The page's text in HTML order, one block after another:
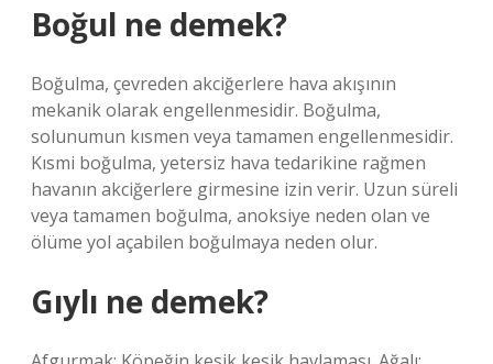
Boğul ne demek?
Boğulma, çevreden akciğerlere hava akışının
mekanik olarak engellenmesidir. Boğulma,
solunumun kısmen veya tamamen engellenmesidir.
Kısmi boğulma, yetersiz hava tedarikine rağmen
havanın akciğerlere girmesine izin verir. Uzun süreli
veya tamamen boğulma, anoksiye neden olan ve
ölüme yol açabilen boğulmaya neden olur.
Gıylı ne demek?